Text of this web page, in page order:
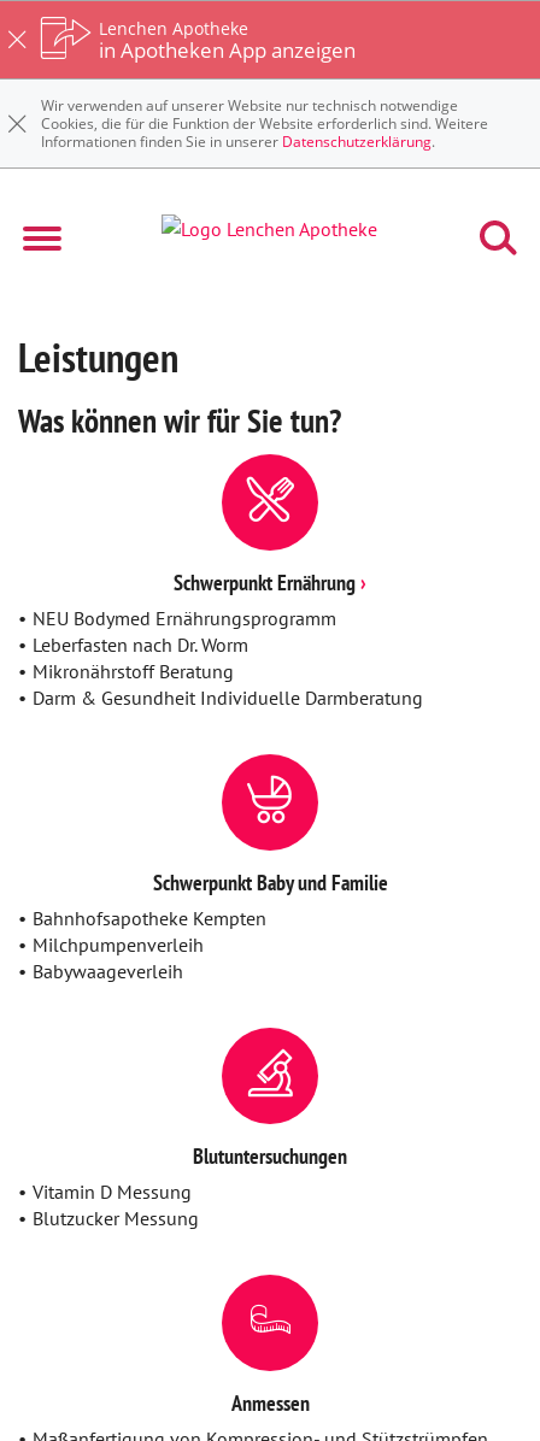
Lenchen Apotheke
in Apotheken App anzeigen
Wir verwenden auf unserer Website nur technisch notwendige
Cookies, die für die Funktion der Website erforderlich sind. Weitere
Informationen finden Sie in unserer Datenschutzerklärung.
Leistungen
Was können wir für Sie tun?
Schwerpunkt Ernährung
NEU Bodymed Ernährungsprogramm
Leberfasten nach Dr. Worm
Mikronährstoff Beratung
Darm & Gesundheit Individuelle Darmberatung
Schwerpunkt Baby und Familie
Bahnhofsapotheke Kempten
Milchpumpenverleih
Babywaageverleih
Blutuntersuchungen
Vitamin D Messung
Blutzucker Messung
Anmessen